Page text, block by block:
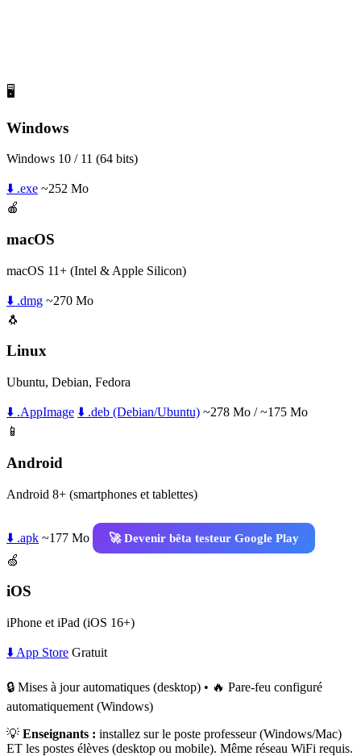
🖥️
Windows
Windows 10 / 11 (64 bits)
⬇️ .exe ~252 Mo
🍎
macOS
macOS 11+ (Intel & Apple Silicon)
⬇️ .dmg ~270 Mo
🐧
Linux
Ubuntu, Debian, Fedora
⬇️ .AppImage ⬇️ .deb (Debian/Ubuntu) ~278 Mo / ~175 Mo
📱
Android
Android 8+ (smartphones et tablettes)
⬇️ .apk ~177 Mo
🚀 Devenir bêta testeur Google Play
🍏
iOS
iPhone et iPad (iOS 16+)
⬇️ App Store Gratuit
🔒 Mises à jour automatiques (desktop) • 🔥 Pare-feu configuré
automatiquement (Windows)
💡 Enseignants : installez sur le poste professeur (Windows/Mac)
ET les postes élèves (desktop ou mobile). Même réseau WiFi requis.